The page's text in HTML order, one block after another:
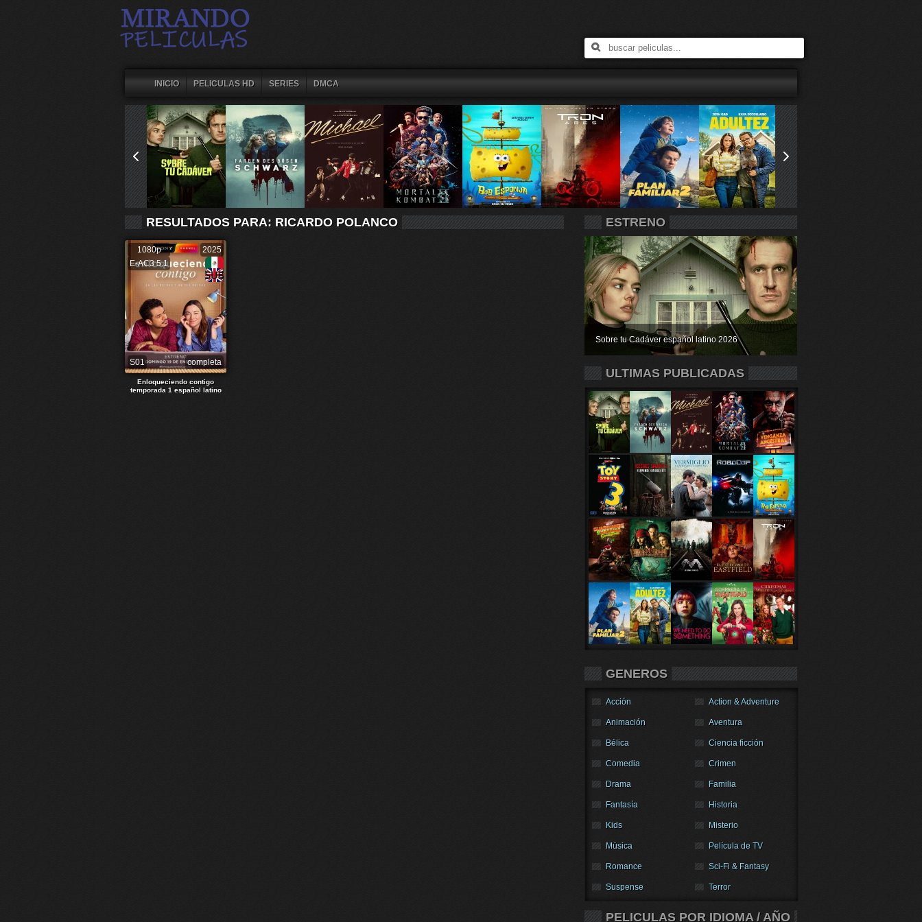
INICIO PELICULAS HD SERIES DMCA
RESULTADOS PARA: RICARDO POLANCO
1080p
E-AC3 5.1
2025
S01 completa
Enloqueciendo contigo
temporada 1 español latino
ESTRENO
Sobre tu Cadáver español latino 2026
ULTIMAS PUBLICADAS
GENEROS
Acción Action & Adventure
Animación Aventura
Bélica Ciencia ficción
Comedia Crimen
Drama Familia
Fantasía Historia
Kids Misterio
Música Película de TV
Romance Sci-Fi & Fantasy
Suspense Terror
PELICULAS POR IDIOMA / AÑO